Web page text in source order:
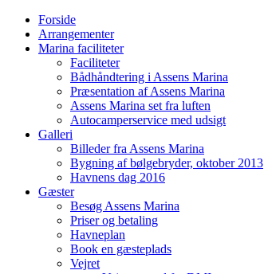
Forside
Arrangementer
Marina faciliteter
Faciliteter
Bådhåndtering i Assens Marina
Præsentation af Assens Marina
Assens Marina set fra luften
Autocamperservice med udsigt
Galleri
Billeder fra Assens Marina
Bygning af bølgebryder, oktober 2013
Havnens dag 2016
Gæster
Besøg Assens Marina
Priser og betaling
Havneplan
Book en gæsteplads
Vejret